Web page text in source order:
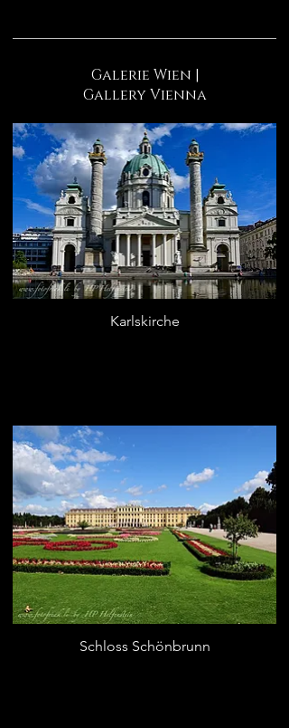
Galerie Wien |
Gallery Vienna
Karlskirche
Schloss Schönbrunn